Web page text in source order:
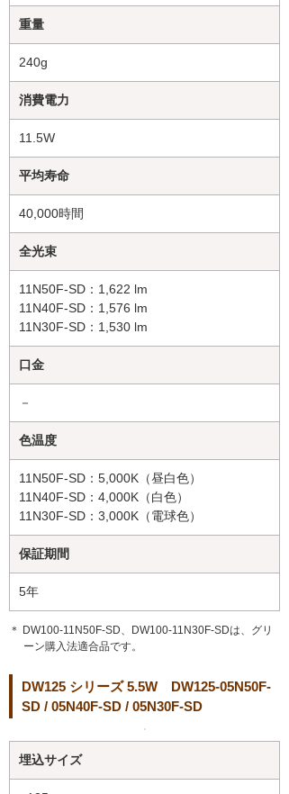
重量
240g
消費電力
11.5W
平均寿命
40,000時間
全光束
11N50F-SD：1,622 lm
11N40F-SD：1,576 lm
11N30F-SD：1,530 lm
口金
－
色温度
11N50F-SD：5,000K（昼白色）
11N40F-SD：4,000K（白色）
11N30F-SD：3,000K（電球色）
保証期間
5年
＊ DW100-11N50F-SD、DW100-11N30F-SDは、グリ
ーン購入法適合品です。
DW125 シリーズ 5.5W DW125-05N50F-
SD / 05N40F-SD / 05N30F-SD
埋込サイズ